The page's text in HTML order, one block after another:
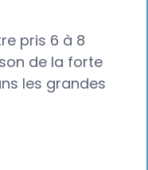
pris 6 à 8
de la forte
les grandes